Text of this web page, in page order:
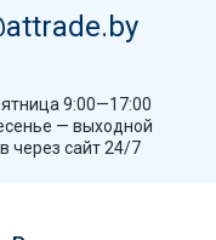
9:00—17:00
— выходной
через сайт 24/7